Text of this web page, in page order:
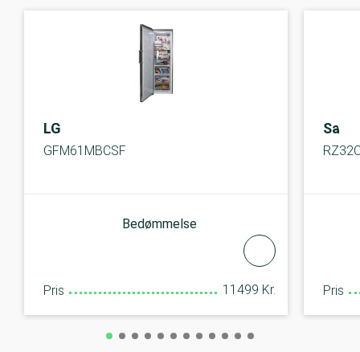
LG
GFM61MBCSF
Bedømmelse
Pris 11499 Kr. Pris